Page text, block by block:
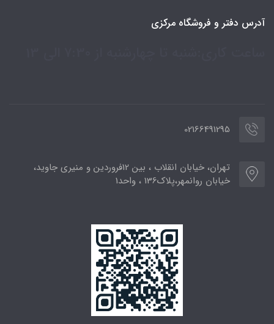
آدرس دفتر و فروشگاه مرکزی
02166491295
تهران، خیابان انقلاب ، بین 12فروردین و منیری جاوید،
خیابان روانمهر،پلاک136 ، واحد1